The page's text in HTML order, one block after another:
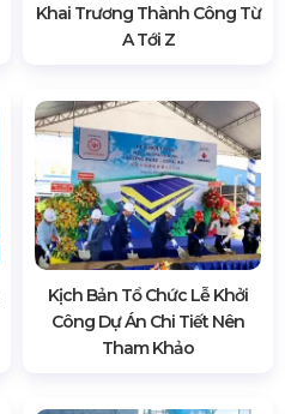
Khai Trương Thành Công Từ
A Tới Z
Kịch Bản Tổ Chức Lễ Khởi
Công Dự Án Chi Tiết Nên
Tham Khảo